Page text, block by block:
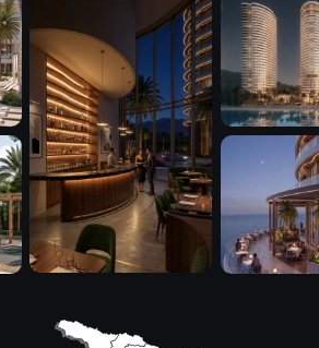
seçkin bir sahil beldesi
Bugün Kobuleti; turizm,
üzere bölgesel gelişimde
merkezlerinden biri haline